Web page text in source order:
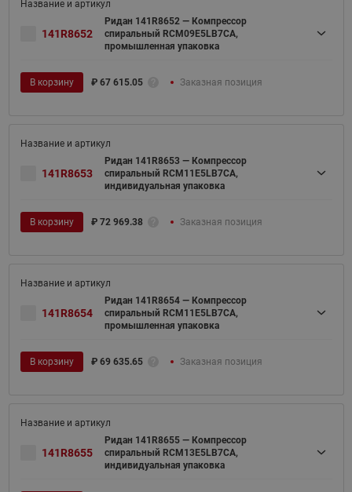
141R8652
Ридан 141R8652 — Компрессор
спиральный RCM09E5LB7CA,
промышленная упаковка
В корзину ₽ 67 615.05 Заказная позиция
141R8653
Ридан 141R8653 — Компрессор
спиральный RCM11E5LB7CA,
индивидуальная упаковка
В корзину ₽ 72 969.38 Заказная позиция
141R8654
Ридан 141R8654 — Компрессор
спиральный RCM11E5LB7CA,
промышленная упаковка
В корзину ₽ 69 635.65 Заказная позиция
141R8655
Ридан 141R8655 — Компрессор
спиральный RCM13E5LB7CA,
индивидуальная упаковка